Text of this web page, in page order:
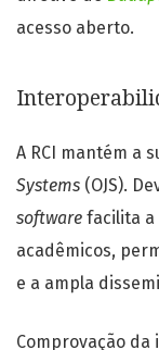
acesso aberto.
A RCI mantém a
Systems (OJS).
software facilita a
acadêmicos,
e a ampla
Comprovação da